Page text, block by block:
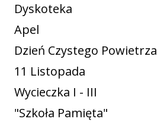
Dyskoteka
Apel
Dzień Czystego Powietrza
11 Listopada
Wycieczka I - III
"Szkoła Pamięta"